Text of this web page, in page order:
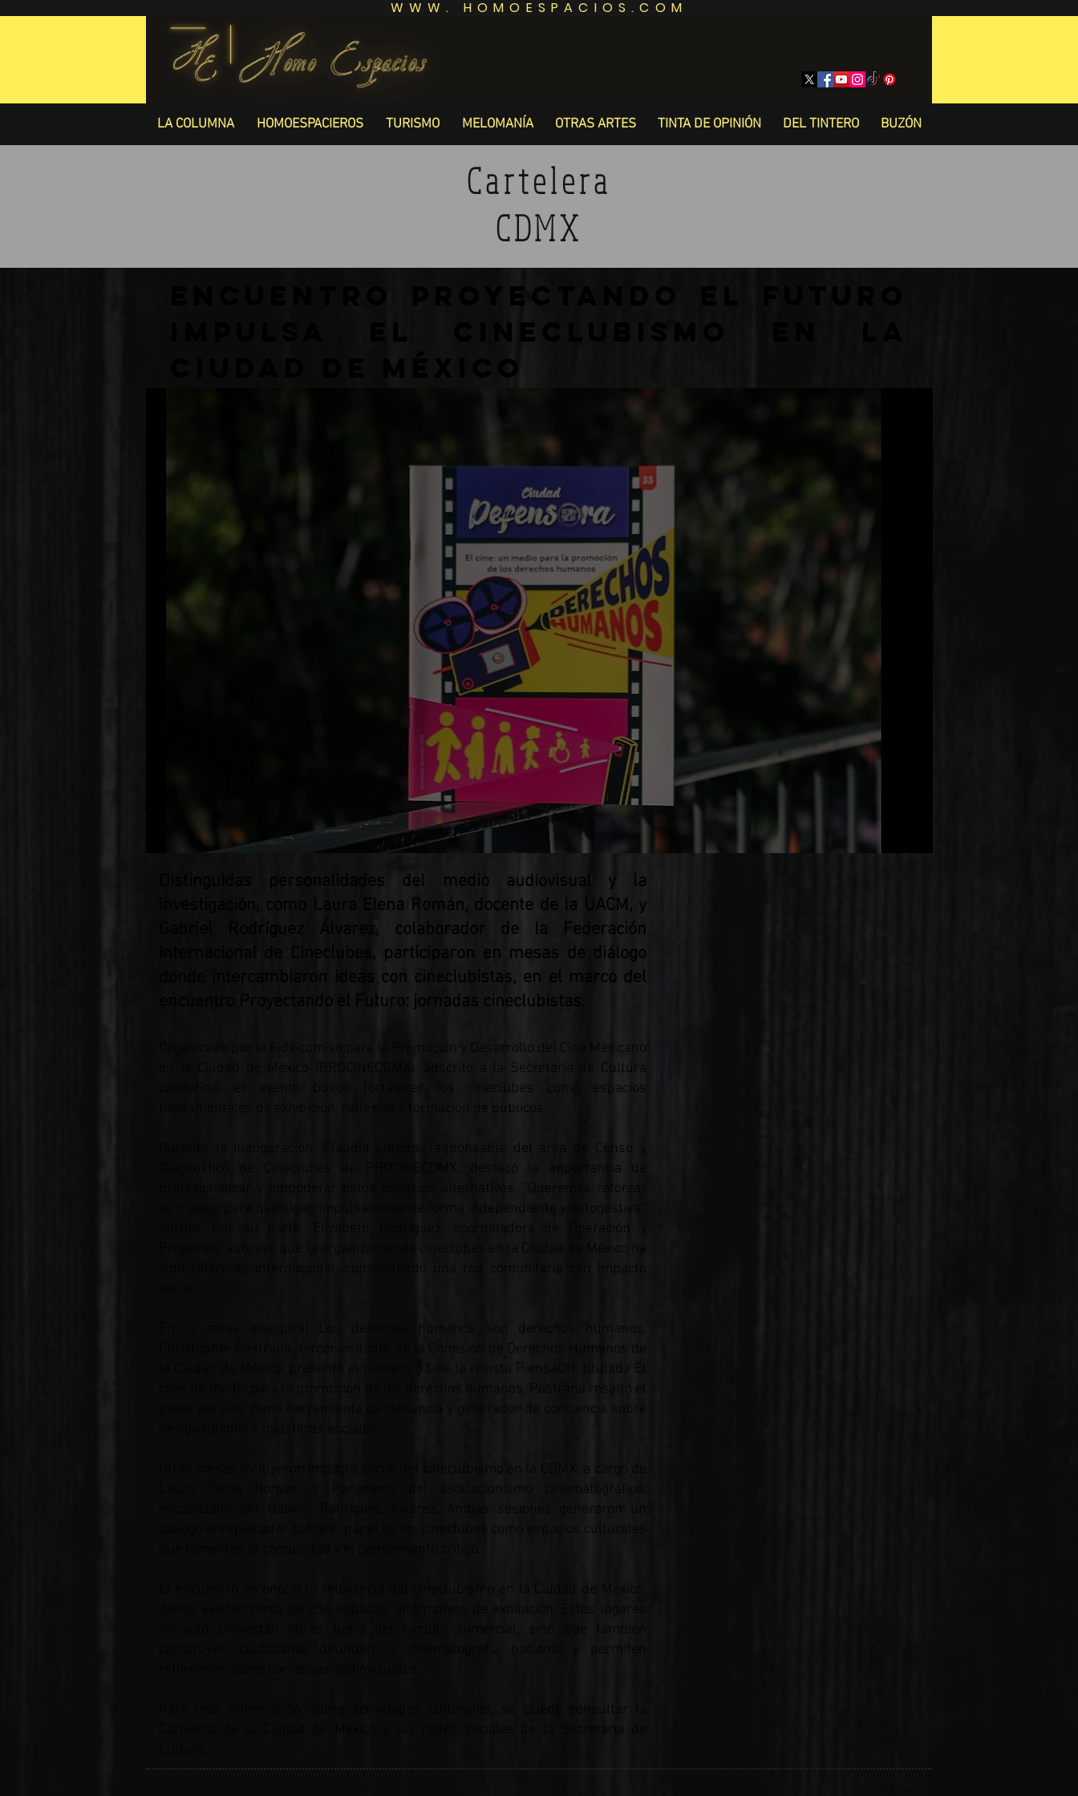
WWW. HOMOESPACIOS.COM
LA COLUMNA HOMOESPACIEROS TURISMO MELOMANÍA OTRAS ARTES TINTA DE OPINIÓN DEL TINTERO BUZÓN
Cartelera
CDMX
Encuentro Proyectando el Futuro
impulsa el cineclubismo en la
Ciudad de México
Distinguidas personalidades del medio audiovisual y la
investigación, como Laura Elena Román, docente de la UACM, y
Gabriel Rodríguez Álvarez, colaborador de la Federación
Internacional de Cineclubes, participaron en mesas de diálogo
donde intercambiaron ideas con cineclubistas, en el marco del
encuentro Proyectando el Futuro: jornadas cineclubistas.
Organizado por el Fideicomiso para la Promoción y Desarrollo del Cine Mexicano
en la Ciudad de México (PROCINECDMX), adscrito a la Secretaría de Cultura
capitalina, el evento buscó fortalecer los cineclubes como espacios
fundamentales de exhibición, reflexión y formación de públicos.
Durante la inauguración, Claudia Loredo, responsable del área de Censo y
Diagnóstico de Cineclubes de PROCINECDMX, destacó la importancia de
profesionalizar y empoderar estos espacios alternativos. “Queremos reforzar
su trabajo para que sigan impulsándose de forma independiente y autogestiva”,
afirmó. Por su parte, Elizabeth Rodríguez, coordinadora de Operación y
Proyectos, subrayó que la organización de cineclubes en la Ciudad de México ha
sido referente internacional, consolidando una red comunitaria con impacto
En la mesa inaugural Los derechos humanos son derechos humanos,
Christopher Pastrana, tercer visitador de la Comisión de Derechos Humanos de
la Ciudad de México, presentó el número 33 de la revista PiensaDH, titulada El
cine: un medio para la promoción de los derechos humanos. Pastrana resaltó el
papel del cine como herramienta de denuncia y generador de conciencia sobre
Otras mesas incluyeron Impacto social del cineclubismo en la CDMX, a cargo de
Laura Elena Román, y Panorama del asociacionismo cinematográfico,
encabezada por Gabriel Rodríguez Álvarez. Ambas sesiones generaron un
diálogo enriquecedor sobre el papel de los cineclubes como espacios culturales
no solo proyectan obras fuera del circuito comercial, sino que también